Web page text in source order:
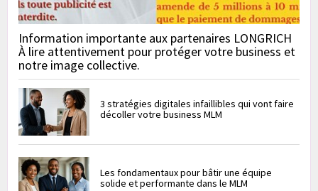
Information importante aux partenaires LONGRICH
À lire attentivement pour protéger votre business et
notre image collective.
3 stratégies digitales infaillibles qui vont faire
décoller votre business MLM
Les fondamentaux pour bâtir une équipe
solide et performante dans le MLM